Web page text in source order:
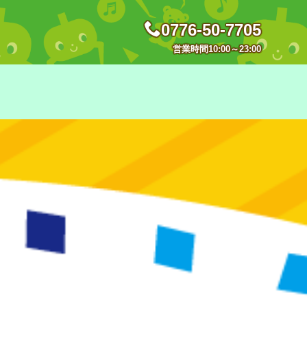
0776-50-7705
営業時間10:00～23:00